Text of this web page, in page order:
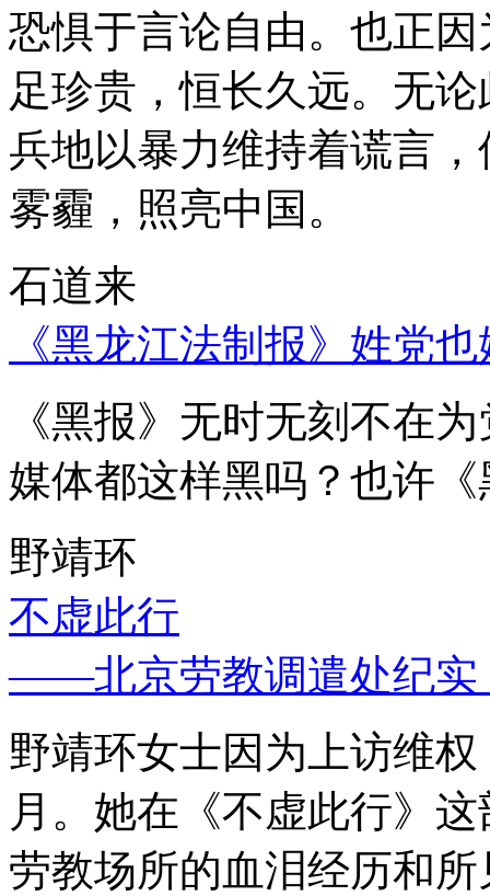
恐惧于言论自由。也正
足珍贵，恒长久远。无
兵地以暴力维持着谎言
雾霾，照亮中国。
石道来
《黑龙江法制报》姓党
《黑报》无时无刻不在
媒体都这样黑吗？也许
野靖环
不虚此行
——北京劳教调遣处纪实
野靖环女士因为上访维
月。她在《不虚此行》
劳教场所的血泪经历和